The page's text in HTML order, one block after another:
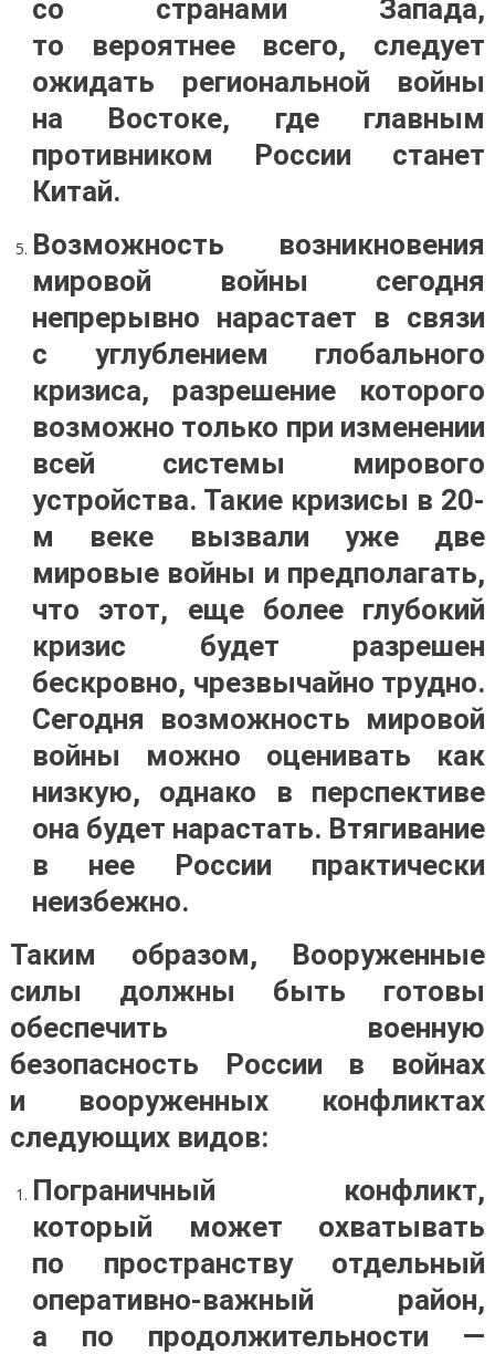
со странами Запада,
то вероятнее всего, следует
ожидать региональной войны
на Востоке, где главным
противником России станет
Китай.
Возможность возникновения
мировой войны сегодня
непрерывно нарастает в связи
с углублением глобального
кризиса, разрешение которого
возможно только при изменении
всей системы мирового
устройства. Такие кризисы в 20-
м веке вызвали уже две
мировые войны и предполагать,
что этот, еще более глубокий
кризис будет разрешен
бескровно, чрезвычайно трудно.
Сегодня возможность мировой
войны можно оценивать как
низкую, однако в перспективе
она будет нарастать. Втягивание
в нее России практически
неизбежно.
Таким образом, Вооруженные
силы должны быть готовы
обеспечить военную
безопасность России в войнах
и вооруженных конфликтах
следующих видов:
Пограничный конфликт,
который может охватывать
по пространству отдельный
оперативно-важный район,
а по продолжительности —